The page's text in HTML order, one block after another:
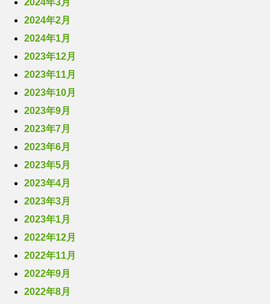
2024年3月
2024年2月
2024年1月
2023年12月
2023年11月
2023年10月
2023年9月
2023年7月
2023年6月
2023年5月
2023年4月
2023年3月
2023年1月
2022年12月
2022年11月
2022年9月
2022年8月